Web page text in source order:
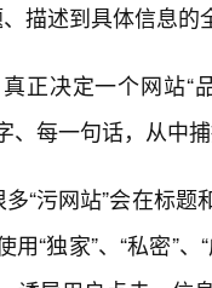
描述到具体信息的
正决定一个网站“
每一句话，从中捕
多“污网站”会在标
“独家”、“私密”、